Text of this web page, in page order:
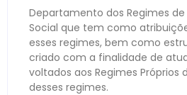
Departamento dos Regimes de
Social que tem como
esses regimes, bem como
criado com a finalidade de
voltados aos Regimes
desses regimes.